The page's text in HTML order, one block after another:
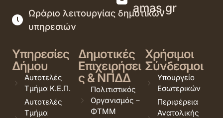
amas.gr
Ωράριο λειτουργίας δημοτικών
υπηρεσιών
Υπηρεσίες
Δήμου
Αυτοτελές
Τμήμα Κ.Ε.Π.
Αυτοτελές
Τμήμα
Δημοτικές
Επιχειρήσει
ς & ΝΠΔΔ
Πολιτιστικός
Οργανισμός –
ΦΤΜΜ
Χρήσιμοι
Σύνδεσμοι
Υπουργείο
Εσωτερικών
Περιφέρεια
Ανατολικής